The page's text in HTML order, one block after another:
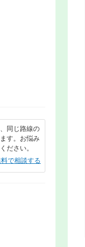
同じ路線の
す。お悩み
ださい。
で相談する